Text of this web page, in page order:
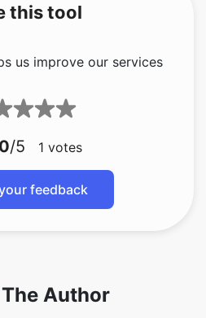
this tool
us improve our services
/5 1 votes
feedback
Author